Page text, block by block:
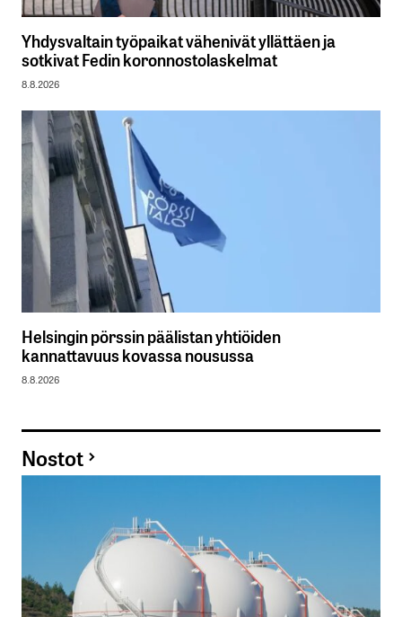
Yhdysvaltain työpaikat vähenivät yllättäen ja
sotkivat Fedin koronnostolaskelmat
8.8.2026
Helsingin pörssin päälistan yhtiöiden
kannattavuus kovassa nousussa
8.8.2026
Nostot